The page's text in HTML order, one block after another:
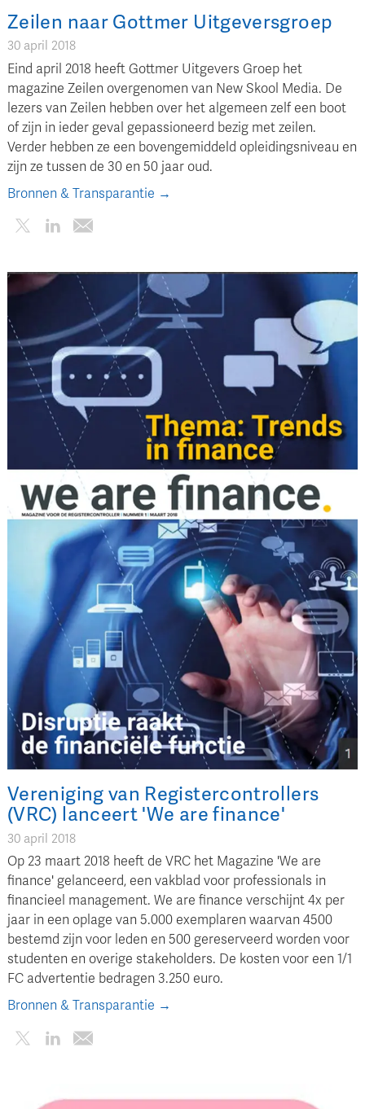
Zeilen naar Gottmer Uitgeversgroep
30 april 2018
Eind april 2018 heeft Gottmer Uitgevers Groep het
magazine Zeilen overgenomen van New Skool Media. De
lezers van Zeilen hebben over het algemeen zelf een boot
of zijn in ieder geval gepassioneerd bezig met zeilen.
Verder hebben ze een bovengemiddeld opleidingsniveau en
zijn ze tussen de 30 en 50 jaar oud.
Bronnen & Transparantie →
Vereniging van Registercontrollers
(VRC) lanceert 'We are finance'
30 april 2018
Op 23 maart 2018 heeft de VRC het Magazine 'We are
finance' gelanceerd, een vakblad voor professionals in
financieel management. We are finance verschijnt 4x per
jaar in een oplage van 5.000 exemplaren waarvan 4500
bestemd zijn voor leden en 500 gereserveerd worden voor
studenten en overige stakeholders. De kosten voor een 1/1
FC advertentie bedragen 3.250 euro.
Bronnen & Transparantie →